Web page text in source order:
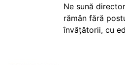
Ne sună
rămân fără
învățătorii, cu